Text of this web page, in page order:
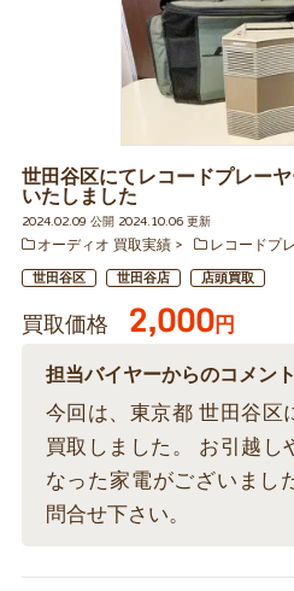
世田谷区にてレコードプレー
いたしました
2024.02.09 公開 2024.10.06 更新
オーディオ 買取実績
レコードプ
世田谷区 世田谷店 店頭買取
買取価格 2,000円
担当バイヤーからのコメント
今回は、東京都 世田谷区
買取しました。 お引越し
なった家電がございまし
問合せ下さい。